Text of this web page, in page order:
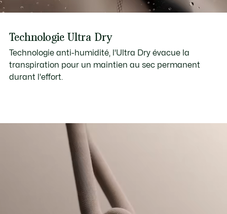
Technologie Ultra Dry
Technologie anti-humidité, l'Ultra Dry évacue la
transpiration pour un maintien au sec permanent
durant l'effort.